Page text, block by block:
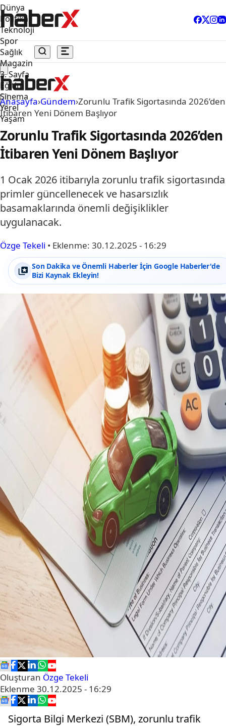
Dünya
Politika
Teknoloji
Spor
Sağlık
Magazin
3. Sayfa
Eğitim
Sinema
Yerel
Yaşam
Anasayfa›Gündem›Zorunlu Trafik Sigortasında 2026’den
İtibaren Yeni Dönem Başlıyor
Zorunlu Trafik Sigortasında 2026’den
İtibaren Yeni Dönem Başlıyor
1 Ocak 2026 itibarıyla zorunlu trafik sigortasında
primler güncellenecek ve hasarsızlık
basamaklarında önemli değişiklikler
uygulanacak.
Özge Tekeli • Eklenme: 30.12.2025 - 16:29
Son Dakika ve Önemli Haberler İçin Google Haberler'de
Bizi Kaynak Ekleyin!
Oluşturan Özge Tekeli
Eklenme 30.12.2025 - 16:29
Sigorta Bilgi Merkezi (SBM), zorunlu trafik